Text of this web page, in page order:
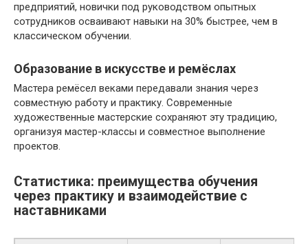
предприятий, новички под руководством опытных
сотрудников осваивают навыки на 30% быстрее, чем в
классическом обучении.
Образование в искусстве и ремёслах
Мастера ремёсел веками передавали знания через
совместную работу и практику. Современные
художественные мастерские сохраняют эту традицию,
организуя мастер-классы и совместное выполнение
проектов.
Статистика: преимущества обучения
через практику и взаимодействие с
наставниками